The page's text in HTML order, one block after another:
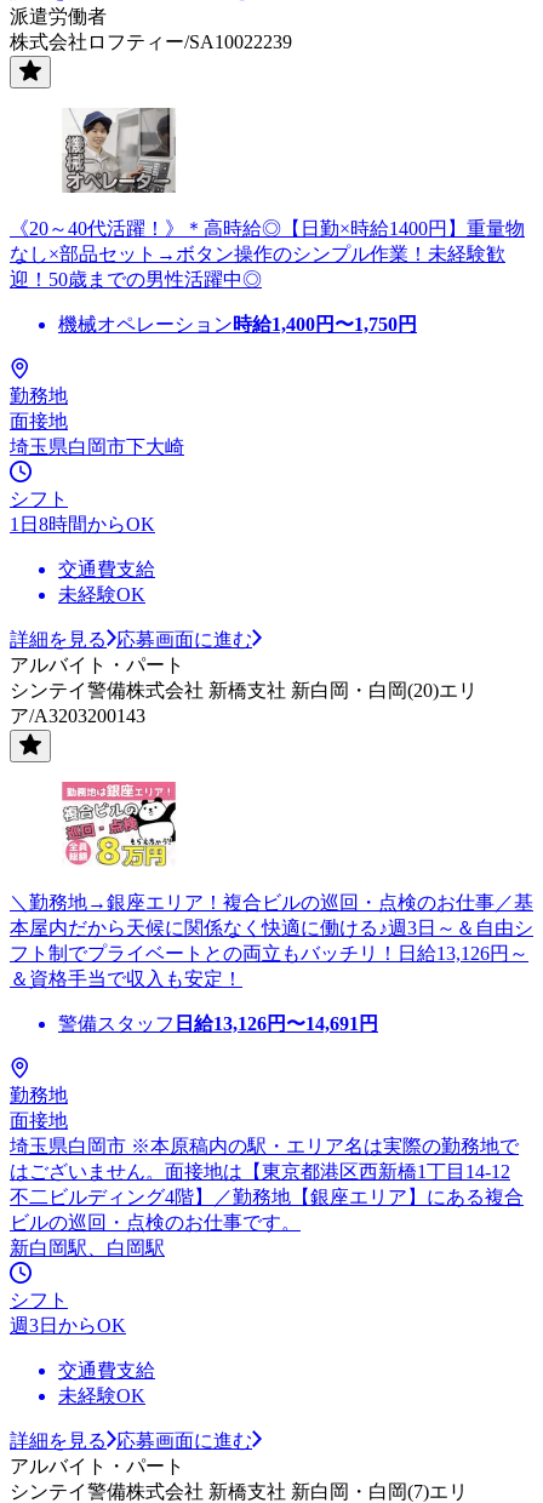
派遣労働者
株式会社ロフティー/SA10022239
《20～40代活躍！》＊高時給◎【日勤×時給1400円】重量物
なし×部品セット→ボタン操作のシンプル作業！未経験歓
迎！50歳までの男性活躍中◎
機械オペレーション時給1,400円〜1,750円
勤務地
面接地
埼玉県白岡市下大崎
シフト
1日8時間からOK
交通費支給
未経験OK
詳細を見る
応募画面に進む
アルバイト・パート
シンテイ警備株式会社 新橋支社 新白岡・白岡(20)エリ
ア/A3203200143
＼勤務地→銀座エリア！複合ビルの巡回・点検のお仕事／基
本屋内だから天候に関係なく快適に働ける♪週3日～＆自由シ
フト制でプライベートとの両立もバッチリ！日給13,126円～
＆資格手当で収入も安定！
警備スタッフ 日給13,126円〜14,691 円
勤務地
面接地
埼玉県白岡市 ※本原稿内の駅・エリア名は実際の勤務地で
はございません。面接地は【東京都港区西新橋1丁目14-12
不二ビルディング4階】／勤務地【銀座エリア】にある複合
ビルの巡回・点検のお仕事です。
新白岡駅、白岡駅
シフト
週3日からOK
交通費支給
未経験OK
詳細を見る
応募画面に進む
アルバイト・パート
シンテイ警備株式会社 新橋支社 新白岡・白岡(7)エリ